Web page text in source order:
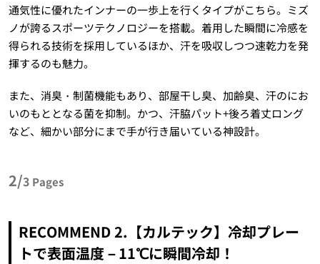
通気性に優れたインナーの一歩上を行くタイプがこちら。ミズ
ノが誇るスポーツテクノロジーを搭載。着用した瞬間に冷感を
得られる技術を採用しているほか、汗を吸収しつつ速乾力を発
揮するのも魅力。
また、消臭・制菌機能もあり、部屋干し臭、加齢臭、汗のにお
いのもととなる菌を抑制。かつ、汗脇パット+後ろ着丈ロング
など、細かい部分にまで手が行き届いている神設計。
2/3 Pages
RECOMMEND 2.【カルテック】冷却プレー
トで表面温度－11℃に瞬間冷却！